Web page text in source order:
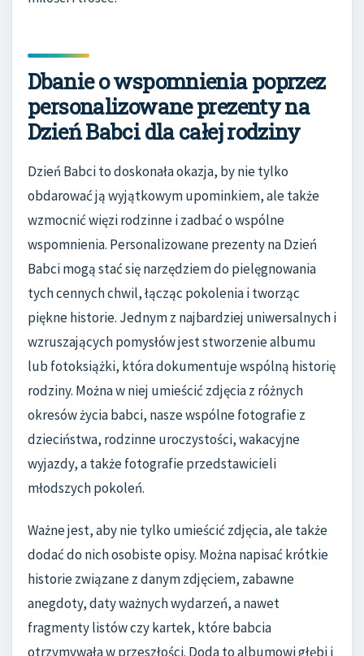
Dbanie o wspomnienia poprzez
personalizowane prezenty na
Dzień Babci dla całej rodziny
Dzień Babci to doskonała okazja, by nie tylko
obdarować ją wyjątkowym upominkiem, ale także
wzmocnić więzi rodzinne i zadbać o wspólne
wspomnienia. Personalizowane prezenty na Dzień
Babci mogą stać się narzędziem do pielęgnowania
tych cennych chwil, łącząc pokolenia i tworząc
piękne historie. Jednym z najbardziej uniwersalnych i
wzruszających pomysłów jest stworzenie albumu
lub fotoksiążki, która dokumentuje wspólną historię
rodziny. Można w niej umieścić zdjęcia z różnych
okresów życia babci, nasze wspólne fotografie z
dzieciństwa, rodzinne uroczystości, wakacyjne
wyjazdy, a także fotografie przedstawicieli
młodszych pokoleń.
Ważne jest, aby nie tylko umieścić zdjęcia, ale także
dodać do nich osobiste opisy. Można napisać krótkie
historie związane z danym zdjęciem, zabawne
anegdoty, daty ważnych wydarzeń, a nawet
fragmenty listów czy kartek, które babcia
otrzymywała w przeszłości. Doda to albumowi głębi i